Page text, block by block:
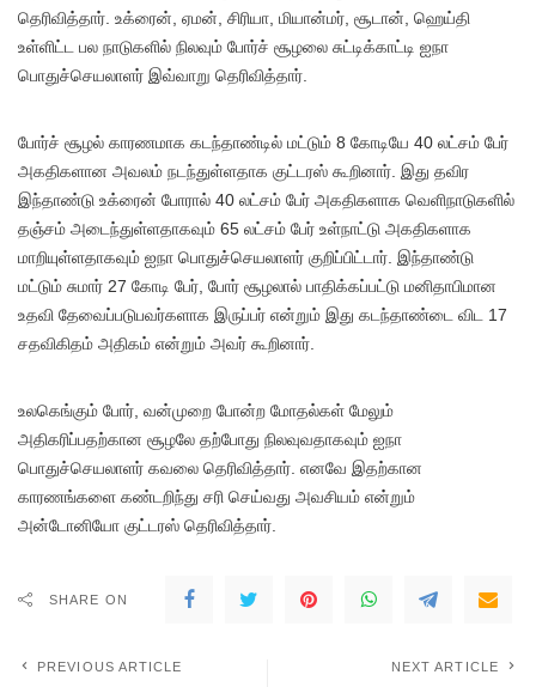
தெரிவித்தார். உக்ரைன், ஏமன், சிரியா, மியான்மர், சூடான், ஹெய்தி
உள்ளிட்ட பல நாடுகளில் நிலவும் போர்ச் சூழலை சுட்டிக்காட்டி ஐநா
பொதுச்செயலாளர் இவ்வாறு தெரிவித்தார்.
போர்ச் சூழல் காரணமாக கடந்தாண்டில் மட்டும் 8 கோடியே 40 லட்சம் பேர்
அகதிகளான அவலம் நடந்துள்ளதாக குட்டரஸ் கூறினார். இது தவிர
இந்தாண்டு உக்ரைன் போரால் 40 லட்சம் பேர் அகதிகளாக வெளிநாடுகளில்
தஞ்சம் அடைந்துள்ளதாகவும் 65 லட்சம் பேர் உள்நாட்டு அகதிகளாக
மாறியுள்ளதாகவும் ஐநா பொதுச்செயலாளர் குறிப்பிட்டார். இந்தாண்டு
மட்டும் சுமார் 27 கோடி பேர், போர் சூழலால் பாதிக்கப்பட்டு மனிதாபிமான
உதவி தேவைப்படுபவர்களாக இருப்பர் என்றும் இது கடந்தாண்டை விட 17
சதவிகிதம் அதிகம் என்றும் அவர் கூறினார்.
உலகெங்கும் போர், வன்முறை போன்ற மோதல்கள் மேலும்
அதிகரிப்பதற்கான சூழலே தற்போது நிலவுவதாகவும் ஐநா
பொதுச்செயலாளர் கவலை தெரிவித்தார். எனவே இதற்கான
காரணங்களை கண்டறிந்து சரி செய்வது அவசியம் என்றும்
அன்டோனியோ குட்டரஸ் தெரிவித்தார்.
SHARE ON
PREVIOUS ARTICLE NEXT ARTICLE